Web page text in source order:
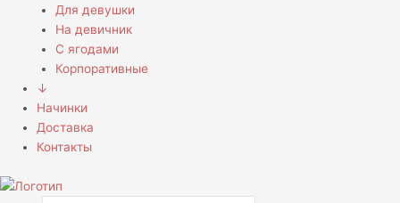
Для девушки
На девичник
С ягодами
Корпоративные
↓
Начинки
Доставка
Контакты